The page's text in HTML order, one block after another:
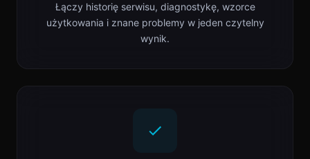
Łączy historię serwisu, diagnostykę, wzorce
użytkowania i znane problemy w jeden czytelny
wynik.